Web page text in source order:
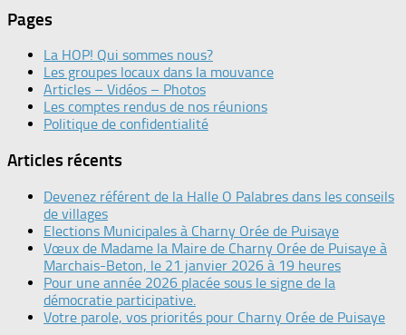
Pages
La HOP! Qui sommes nous?
Les groupes locaux dans la mouvance
Articles – Vidéos – Photos
Les comptes rendus de nos réunions
Politique de confidentialité
Articles récents
Devenez référent de la Halle O Palabres dans les conseils
de villages
Elections Municipales à Charny Orée de Puisaye
Vœux de Madame la Maire de Charny Orée de Puisaye à
Marchais-Beton, le 21 janvier 2026 à 19 heures
Pour une année 2026 placée sous le signe de la
démocratie participative.
Votre parole, vos priorités pour Charny Orée de Puisaye